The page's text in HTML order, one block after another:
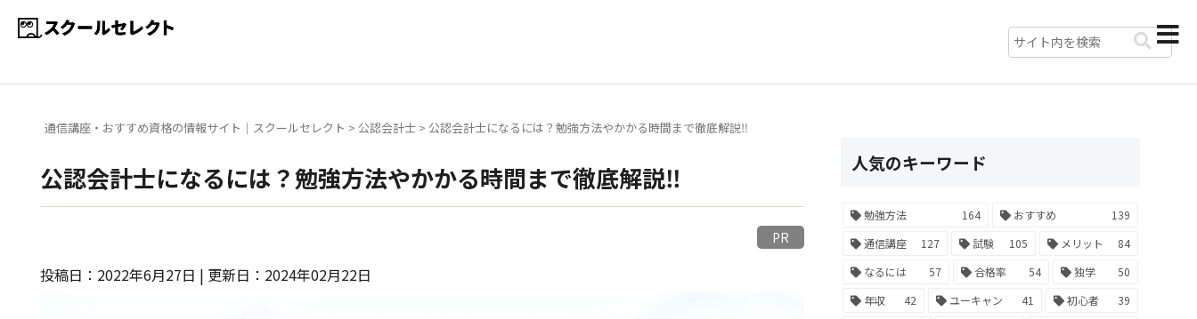
通信講座・おすすめ資格の情報サイト｜スクールセレクト > 公認会計士 > 公認会計士になるには？勉強方法やかかる時間まで徹底解説‼
公認会計士になるには？勉強方法やかかる時間まで徹底解説‼
PR
投稿日：2022年6月27日 | 更新日：2024年02月22日
人気のキーワード
勉強方法 164 おすすめ
139
通信講座
127 試験 105 メリット
84
なるには
57 合格率 54 独学
50
年収
42 ユーキャン 41 初心者
39